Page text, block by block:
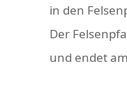
in den
Der
und endet